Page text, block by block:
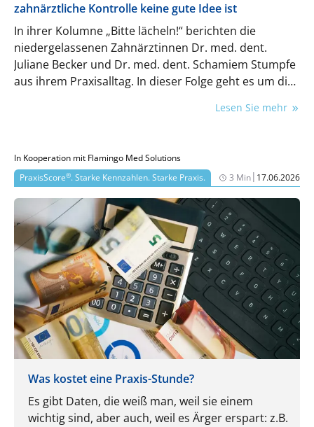
zahnärztliche Kontrolle keine gute Idee ist
In ihrer Kolumne „Bitte lächeln!“ berichten die
niedergelassenen Zahnärztinnen Dr. med. dent.
Juliane Becker und Dr. med. dent. Schamiem Stumpfe
aus ihrem Praxisalltag. In dieser Folge geht es um die
Lesen Sie mehr
In Kooperation mit Flamingo Med Solutions
PraxisScore®. Starke Kennzahlen. Starke Praxis. 3 Min| 17.06.2026
Was kostet eine Praxis-Stunde?
Es gibt Daten, die weiß man, weil sie einem
wichtig sind, aber auch, weil es Ärger erspart: z.B.